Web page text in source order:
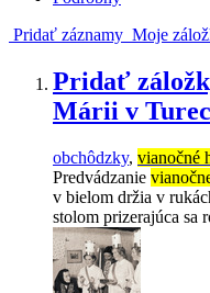
Pridať záznamy Moje
Pridať
Márii v
obchôdzky, vianočné
Predvádzanie
v bielom držia v
stolom prizerajúca sa